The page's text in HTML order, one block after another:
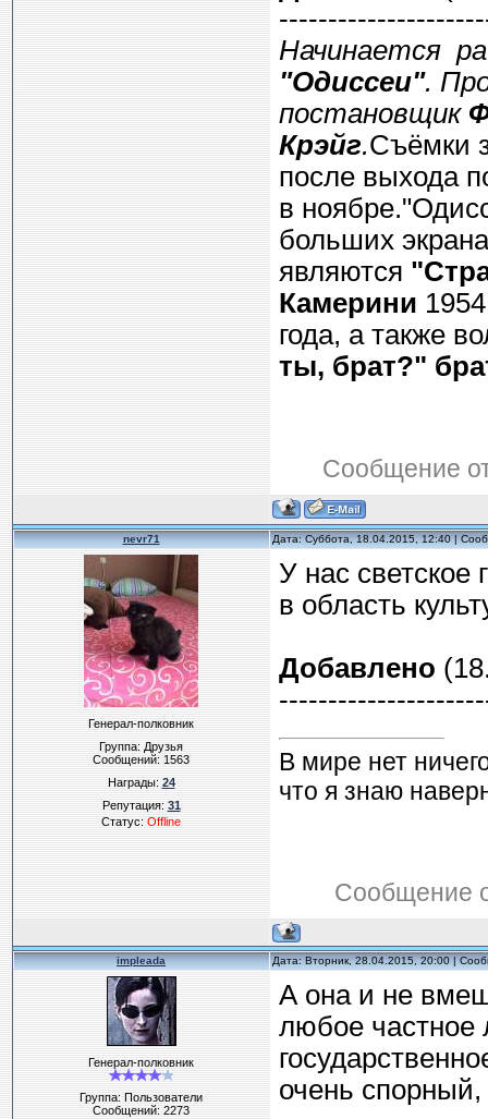
Начинается
"Одиссеи".
постановщик
Крэйг.Съёмки
после выхода
в
больших
являются
Камерини
года, а также
ты, брат?"
Сообщение
nevr71 Дата: Суббота, 18.04.2015, 12:40 |
Генерал-полковник
Группа: Друзья
Сообщений:1563
Награды:24
Репутация:31
Статус:Offline
У нас светское
в область
Добавлено
В мире нет
что я знаю
Сообщение
impleada Дата: Вторник, 28.04.2015, 20:00 |
Генерал-полковник
Группа: Пользователи
Сообщений:2273
А она и не
любое частное
очень